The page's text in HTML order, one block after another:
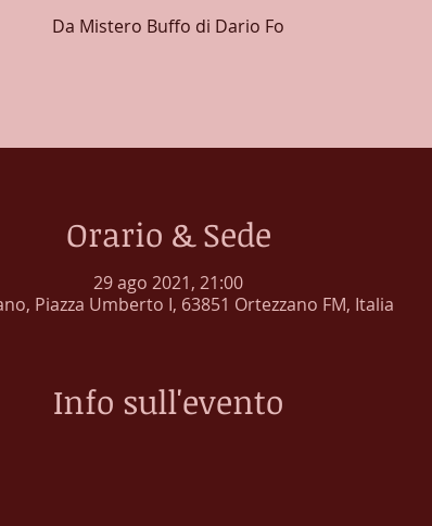
Da Mistero Buffo di Dario Fo
Orario & Sede
29 ago 2021, 21:00
Piazza Umberto I, 63851 Ortezzano FM, Italia
Info sull'evento